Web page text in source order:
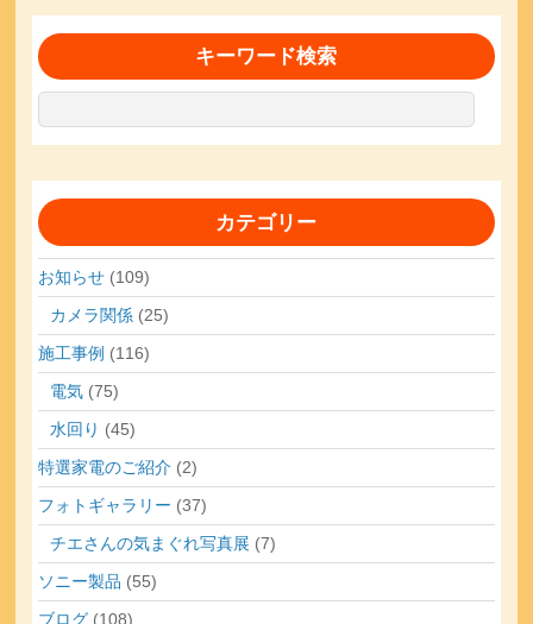
キーワード検索
カテゴリー
お知らせ (109)
カメラ関係 (25)
施工事例 (116)
電気 (75)
水回り (45)
特選家電のご紹介 (2)
フォトギャラリー (37)
チエさんの気まぐれ写真展 (7)
ソニー製品 (55)
ブログ (108)